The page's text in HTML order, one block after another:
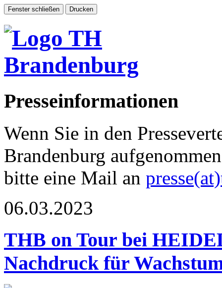
Presseinformationen
Wenn Sie in den
Brandenburg
bitte eine Mail an
06.03.2023
THB on Tour bei
Nachdruck für